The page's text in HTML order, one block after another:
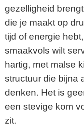
gezelligheid
die je maakt op
tijd of energie
smaakvols wilt
hartig, met malse
structuur die bijna
denken. Het is
een stevige kom
zit.